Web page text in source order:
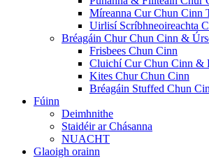
Míreanna Cur Chun Cinn
Uirlisí Scríbhneoireachta
Bréagáin Chur Chun Cinn &
Frisbees Chun Cinn
Cluichí Cur Chun Cinn &
Kites Chur Chun Cinn
Bréagáin Stuffed Chun
Fúinn
Deimhnithe
Staidéir ar Chásanna
NUACHT
Glaoigh orainn